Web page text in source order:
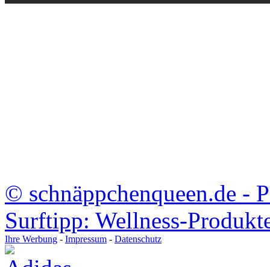
© schnäppchenqueen.de -
Surftipp: Wellness-
Ihre Werbung - Impressum - Datenschutz